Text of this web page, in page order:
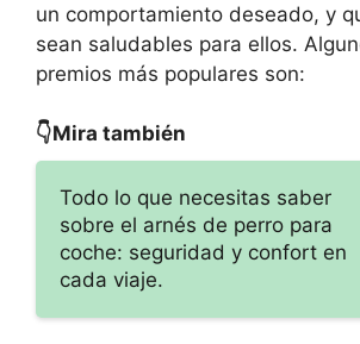
un comportamiento deseado, y
sean saludables para ellos.
premios más populares son:
👇Mira también
Todo lo que necesitas saber
sobre el arnés de perro para
coche: seguridad y confort en
cada viaje.